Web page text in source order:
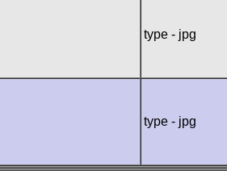
type - jpg
type - jpg